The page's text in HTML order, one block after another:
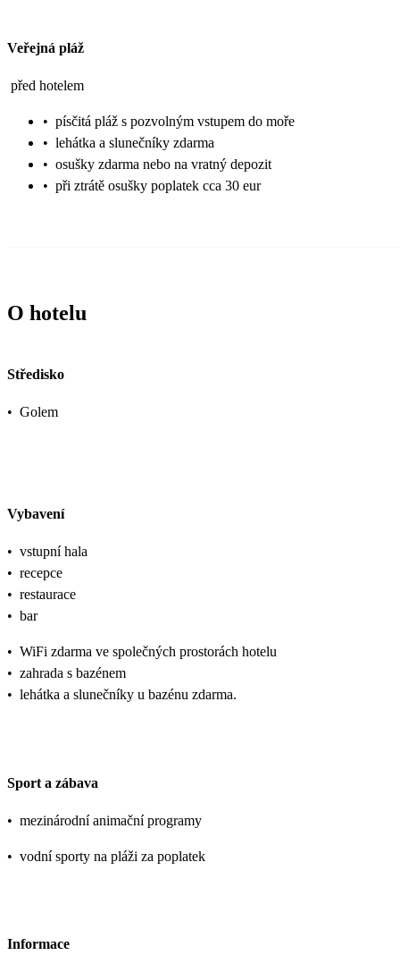
Veřejná pláž
před hotelem
• písčitá pláž s pozvolným vstupem do moře
• lehátka a slunečníky zdarma
• osušky zdarma nebo na vratný depozit
• při ztrátě osušky poplatek cca 30 eur
O hotelu
Středisko
• Golem
Vybavení
• vstupní hala
• recepce
• restaurace
• bar
• WiFi zdarma ve společných prostorách hotelu
• zahrada s bazénem
• lehátka a slunečníky u bazénu zdarma.
Sport a zábava
• mezinárodní animační programy
• vodní sporty na pláži za poplatek
Informace